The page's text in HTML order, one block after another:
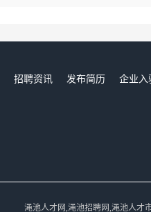
招聘资讯 发布简历 企业入
渑池人才网,渑池招聘网,渑池人才